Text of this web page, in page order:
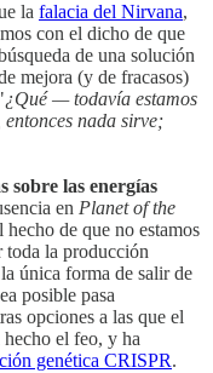
la falacia del Nirvana,
con el dicho de que
de una solución
mejora (y de fracasos)
¿Qué — todavía estamos
entonces nada sirve;
sobre las energías
en Planet of the
hecho de que no estamos
toda la producción
única forma de salir de
posible pasa
opciones a las que el
hecho el feo, y ha
genética CRISPR.